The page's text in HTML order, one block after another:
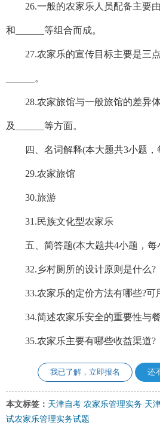
26.一般的农家乐人员配备主要由
和______等组合而成。
27.农家乐的宣传目标主要是三点
______。
28.农家旅馆与一般旅馆的差异体
及______等方面。
四、名词解释(本大题共3小题，
29.农家旅馆
30.旅游
31.民族文化型农家乐
五、简答题(本大题共4小题，每
32.乡村厕所的设计原则是什么?
33.农家乐的定价方法有哪些?可
34.简述农家乐安全的重要性与餐
35.农家乐主要有哪些收益渠道?
我已了解，立即报名 还
本文标签： 天津自考 农家乐管理实务 天
试农家乐管理实务试题